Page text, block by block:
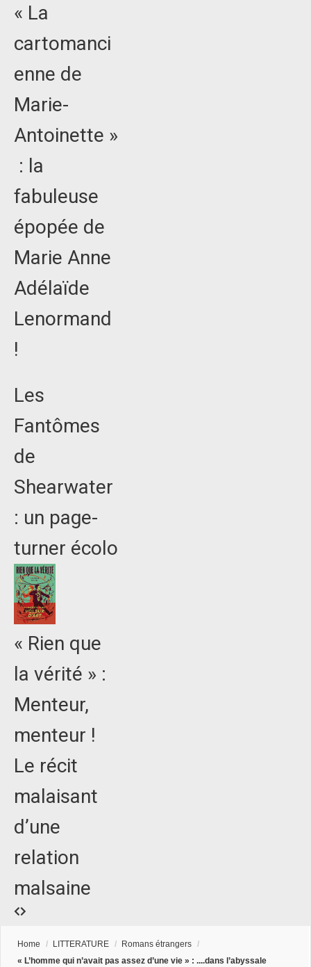
« La
cartomanci
enne de
Marie-
Antoinette »
: la
fabuleuse
épopée de
Marie Anne
Adélaïde
Lenormand
!
Les
Fantômes
de
Shearwater
: un page-
turner écolo
« Rien que
la vérité » :
Menteur,
menteur !
Le récit
malaisant
d’une
relation
malsaine
Home / LITTERATURE / Romans étrangers /
« L’homme qui n’avait pas assez d’une vie » : ....dans l’abyssale